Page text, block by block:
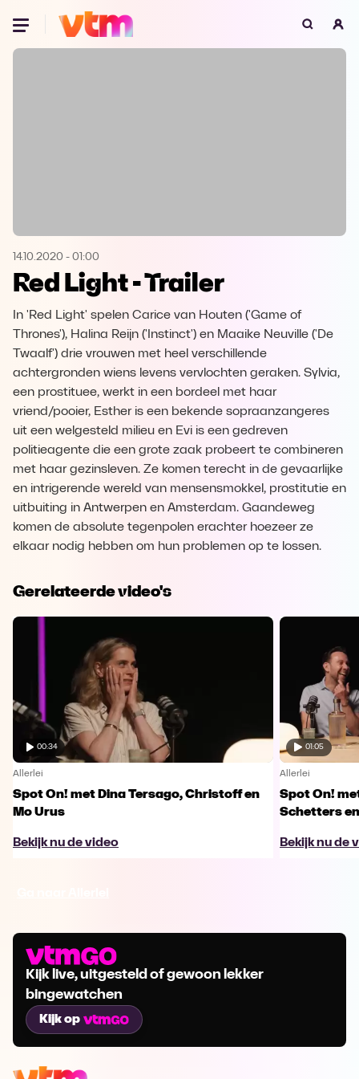
Oeps, browser niet ondersteund
Microsoft Edge
Opera Download
14.10.2020 - 01:00
Red Light - Trailer
In 'Red Light' spelen Carice van Houten ('Game of
Thrones'), Halina Reijn ('Instinct') en Maaike Neuville ('De
Twaalf') drie vrouwen met heel verschillende
achtergronden wiens levens vervlochten geraken. Sylvia,
een prostituee, werkt in een bordeel met haar
vriend/pooier, Esther is een bekende sopraanzangeres
uit een welgesteld milieu en Evi is een gedreven
politieagente die een grote zaak probeert te combineren
met haar gezinsleven. Ze komen terecht in de gevaarlijke
en intrigerende wereld van mensensmokkel, prostitutie en
uitbuiting in Antwerpen en Amsterdam. Gaandeweg
komen de absolute tegenpolen erachter hoezeer ze
elkaar nodig hebben om hun problemen op te lossen.
Gerelateerde video's
00:34
Allerlei
Spot On! met Dina Tersago, Christoff en
Mo Urus
Bekijk nu de video
01:05
Allerlei
Spot On!
Schetters
Bekijk nu de
Kijk live, uitgesteld of gewoon lekker
bingewatchen
Kijk op